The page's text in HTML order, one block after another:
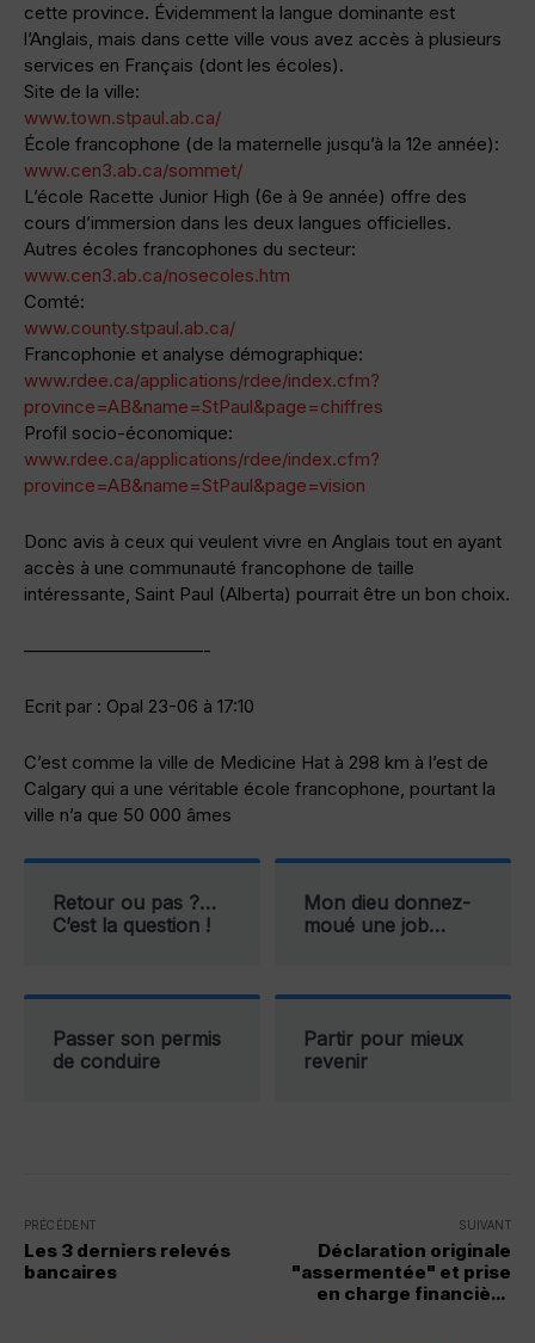
cette province. Évidemment la langue dominante est
l’Anglais, mais dans cette ville vous avez accès à plusieurs
services en Français (dont les écoles).
Site de la ville:
www.town.stpaul.ab.ca/
École francophone (de la maternelle jusqu’à la 12e année):
www.cen3.ab.ca/sommet/
L’école Racette Junior High (6e à 9e année) offre des
cours d’immersion dans les deux langues officielles.
Autres écoles francophones du secteur:
www.cen3.ab.ca/nosecoles.htm
Comté:
www.county.stpaul.ab.ca/
Francophonie et analyse démographique:
www.rdee.ca/applications/rdee/index.cfm?
province=AB&name=StPaul&page=chiffres
Profil socio-économique:
www.rdee.ca/applications/rdee/index.cfm?
province=AB&name=StPaul&page=vision
Donc avis à ceux qui veulent vivre en Anglais tout en ayant
accès à une communauté francophone de taille
intéressante, Saint Paul (Alberta) pourrait être un bon choix.
——————————-
Ecrit par : Opal 23-06 à 17:10
C’est comme la ville de Medicine Hat à 298 km à l’est de
Calgary qui a une véritable école francophone, pourtant la
ville n’a que 50 000 âmes
Retour ou pas ?…
C’est la question !
Mon dieu donnez-
moué une job…
Passer son permis
de conduire
Partir pour mieux
revenir
PRÉCÉDENT
Les 3 derniers relevés
bancaires
SUIVANT
Déclaration originale
"assermentée" et prise
en charge financière